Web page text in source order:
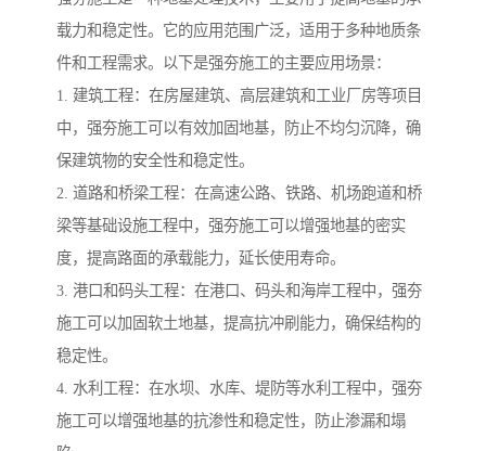
载力和稳定性。它的应用范围广泛，适用于多种地质条
件和工程需求。以下是强夯施工的主要应用场景：
1. 建筑工程：在房屋建筑、高层建筑和工业厂房等项目
中，强夯施工可以有效加固地基，防止不均匀沉降，确
保建筑物的安全性和稳定性。
2. 道路和桥梁工程：在高速公路、铁路、机场跑道和桥
梁等基础设施工程中，强夯施工可以增强地基的密实
度，提高路面的承载能力，延长使用寿命。
3. 港口和码头工程：在港口、码头和海岸工程中，强夯
施工可以加固软土地基，提高抗冲刷能力，确保结构的
稳定性。
4. 水利工程：在水坝、水库、堤防等水利工程中，强夯
施工可以增强地基的抗渗性和稳定性，防止渗漏和塌